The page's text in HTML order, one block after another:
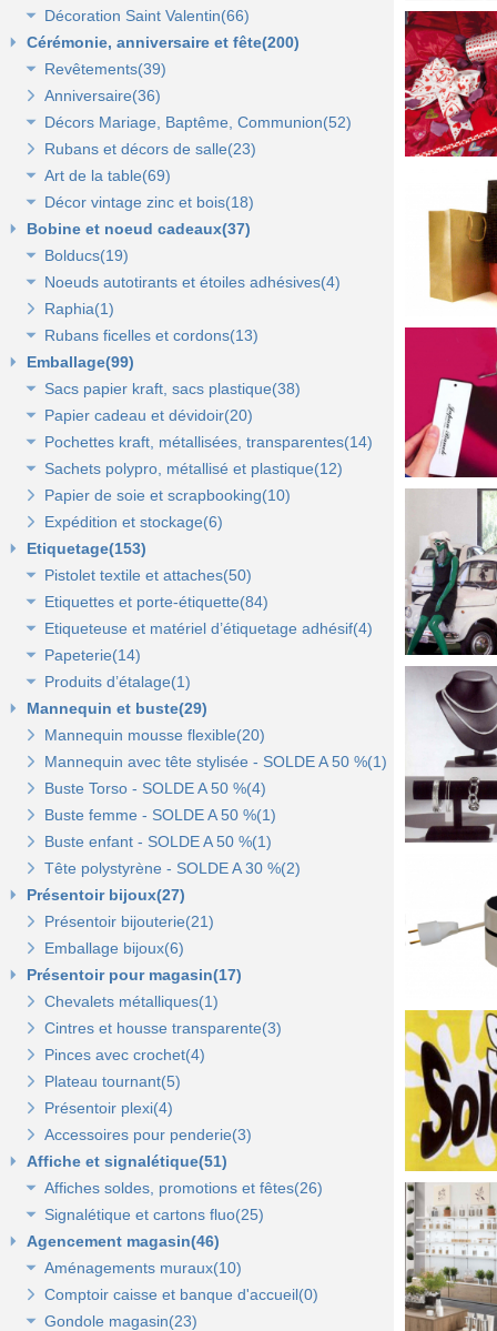
Eclairage électrique d'été(9)
Décor halloween(36)
Décoration vitrine d'hiver(7)
Décors d'hiver(35)
Décoration Saint Valentin(66)
Décoration vitrine de Saint Valentin(15)
Décors Saint Valentin(56)
Cérémonie, anniversaire et fête(200)
Revêtements(39)
Non tissé(19)
Pelouses et revêtements nature(6)
Tissus(13)
Anniversaire(36)
Décors Mariage, Baptême, Communion(52)
Accessoires de cérémonie(14)
Sacs dragées, photophores et chandeliers(10)
Tulles et noeuds de mariage(16)
Rubans et décors de salle(23)
Art de la table(69)
Fleurs et déco de table(37)
Nappes et chemins de table(15)
Serviettes et vaisselle jetables(17)
Décor vintage zinc et bois(18)
Accessoires zinc, bois et métal(16)
Mobilier déco(4)
Bobine et noeud cadeaux(37)
Bolducs(19)
Bolducs 7 et 10 mm(7)
Rubans 19 et 25 mm(7)
Rubans 50 et 100 mm(5)
Noeuds autotirants et étoiles adhésives(4)
Noeuds autocollants et étoiles adhésives(3)
Raphia(1)
Rubans ficelles et cordons(13)
Ficelles et cordons(4)
Rubans tissu, jute et sisal(6)
Rubans tulle(3)
Emballage(99)
Sacs papier kraft, sacs plastique(38)
Sacs kraft poignées plates(7)
Sacs kraft poignées torsadées(5)
Sacs fêtes et fantaisie(5)
Sacs pour bouteille(10)
Sacs pelliculés(6)
Sacs plastique(4)
Sacs en petite quantité(4)
Papier cadeau et dévidoir(20)
Papier cadeaux fantaisie(3)
Papier cadeaux kraft(2)
Papiers fleuriste en polypropylène(3)
Papier cadeaux Noël - Papier métallisé(11)
Dévidoirs(1)
Pochettes kraft, métallisées, transparentes(14)
Pochettes kraft brun et couleurs(8)
Pochettes cadeaux métallisées(3)
Pochettes transparentes rabat adhésif(3)
Sachets polypro, métallisé et plastique(12)
Sachets confiserie polypro et métal(7)
Sachets plastique minigrip(5)
Papier de soie et scrapbooking(10)
Expédition et stockage(6)
Etiquetage(153)
Pistolet textile et attaches(50)
Pistolets textile, aiguilles et accessoires(12)
Attaches pour pistolets textile(17)
Pistolet Fasbanok et Pistolet V'Tool(14)
Liens manuels anti-vol et biodégradables(5)
Pinces crevettes(2)
Etiquettes à trou(0)
Etiquettes et porte-étiquette(84)
Etiquettes textile perforées(0)
Etiquettes à fil(6)
Etiquettes de prix autocollantes(11)
Etiquettes cadeaux autocollantes(11)
Etiquettes soldes et promo autocollantes(12)
Etiquettes soldes, remises et promo(9)
Etiquettes pour commerce et cartes cadeaux(15)
Porte-prix(14)
Porte-étiquette à pince et à clipser(7)
Etiqueteuse et matériel d’étiquetage adhésif(4)
Etiquettes adhésives pour étiqueteuse(2)
Étiqueteuses et rouleaux encreurs(2)
Papeterie(14)
Agrafeuse et agrafes(1)
Cartes cadeaux(2)
Scotch, stylo, post-it(11)
Produits d’étalage(1)
Epingles(1)
Fil nylon(0)
Mannequin et buste(29)
Mannequin mousse flexible(20)
Mannequin avec tête stylisée - SOLDE A 50 %(1)
Buste Torso - SOLDE A 50 %(4)
Buste femme - SOLDE A 50 %(1)
Buste enfant - SOLDE A 50 %(1)
Tête polystyrène - SOLDE A 30 %(2)
Présentoir bijoux(27)
Présentoir bijouterie(21)
Emballage bijoux(6)
Présentoir pour magasin(17)
Chevalets métalliques(1)
Cintres et housse transparente(3)
Pinces avec crochet(4)
Plateau tournant(5)
Présentoir plexi(4)
Accessoires pour penderie(3)
Affiche et signalétique(51)
Affiches soldes, promotions et fêtes(26)
Affiches fêtes(5)
Affiches soldes(21)
Signalétique et cartons fluo(25)
Cartons fluo(13)
Plaques signalétiques(10)
Tableaux horaires(2)
Agencement magasin(46)
Aménagements muraux(10)
Panneaux rainurés et accessoires(10)
Panneaux rainurés(0)
Panneaux en bois Opus(0)
Comptoir caisse et banque d'accueil(0)
Gondole magasin(23)